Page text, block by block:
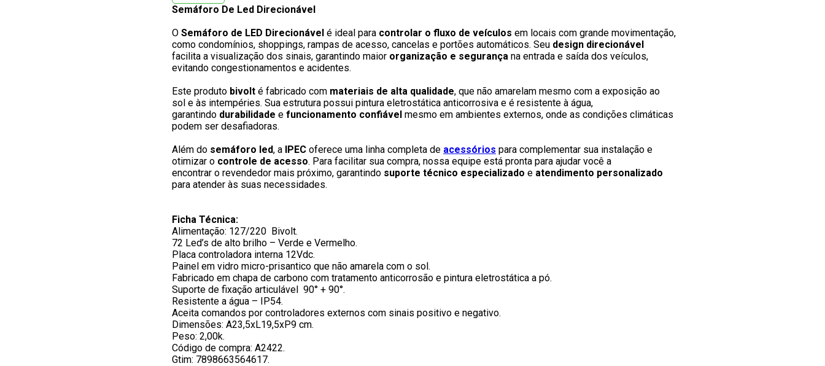
Semáforo De Led Direcionável
O Semáforo de LED Direcionável é ideal para controlar o fluxo de veículos em locais com grande movimentação,
como condomínios, shoppings, rampas de acesso, cancelas e portões automáticos. Seu
facilita a visualização dos sinais, garantindo maior organização e segurança na entrada e saída dos veículos,
evitando congestionamentos e acidentes.
Este produto bivolt é fabricado com materiais de alta qualidade, que não amarelam mesmo com a exposição ao
sol e às intempéries. Sua estrutura possui pintura eletrostática anticorrosiva e é resistente à água,
garantindo durabilidade e funcionamento confiável mesmo em ambientes externos, onde as condições climáticas
podem ser desafiadoras.
Além do semáforo led, a IPEC oferece uma linha completa de acessórios para complementar sua instalação e
otimizar o controle de acesso. Para facilitar sua compra, nossa equipe está pronta para ajudar você a
encontrar o revendedor mais próximo, garantindo suporte técnico especializado e atendimento personalizado
para atender às suas necessidades.
Ficha Técnica:
Alimentação: 127/220  Bivolt.
72 Led’s de alto brilho – Verde e Vermelho.
Placa controladora interna 12Vdc.
Painel em vidro micro-prisantico que não amarela com o sol.
Fabricado em chapa de carbono com tratamento anticorrosão e pintura eletrostática a pó.
Suporte de fixação articulável  90° + 90°.
Resistente a água – IP54.
Aceita comandos por controladores externos com sinais positivo e negativo.
Dimensões: A23,5xL19,5xP9 cm.
Peso: 2,00k.
Código de compra: A2422.
Gtim: 7898663564617.